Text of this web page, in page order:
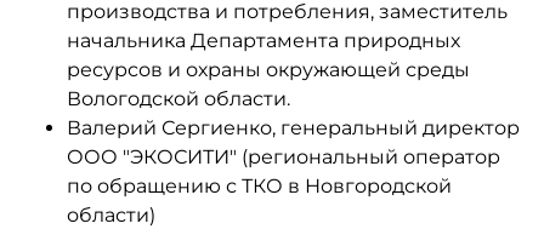
производства и потребления, заместитель
начальника Департамента природных
ресурсов и охраны окружающей среды
Вологодской области.
Валерий Сергиенко, генеральный директор
ООО "ЭКОСИТИ" (региональный оператор
по обращению с ТКО в Новгородской
области)